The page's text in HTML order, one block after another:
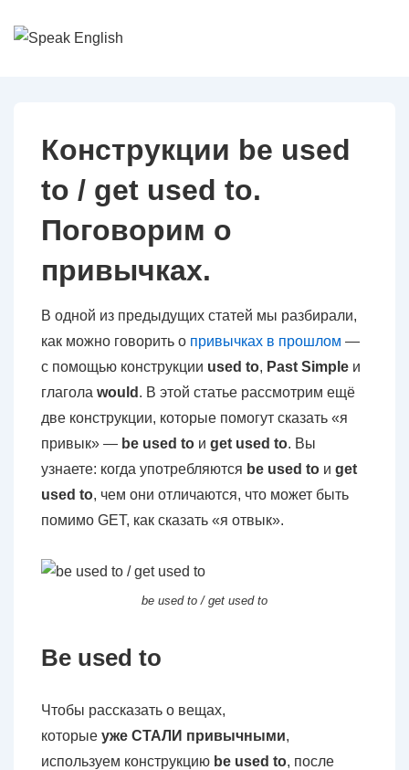
Перейти
Конструкции be used
to / get used to.
Поговорим о
привычках.
В одной из предыдущих статей мы разбирали,
как можно говорить о привычках в прошлом —
с помощью конструкции used to, Past Simple и
глагола would . В этой статье рассмотрим ещё
две конструкции, которые помогут сказать «я
привык» — be used to и get used to. Вы
узнаете: когда употребляются be used to и get
used to, чем они отличаются, что может быть
помимо GET, как сказать «я отвык».
be used to / get used to
Be used to
Чтобы рассказать о вещах,
которые уже СТАЛИ привычными,
используем конструкцию be used to, после